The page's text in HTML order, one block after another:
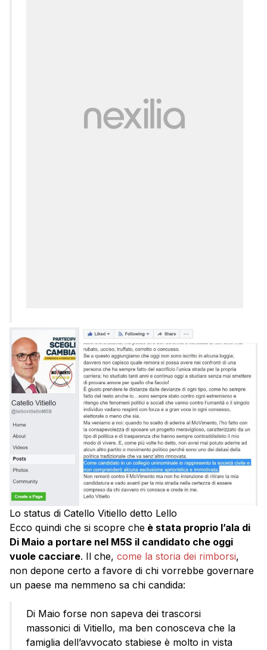
Lo status di Catello Vitiello detto Lello
Ecco quindi che si scopre che è stata proprio l’ala di
Di Maio a portare nel M5S il candidato che oggi
vuole cacciare. Il che, come la storia dei rimborsi,
non depone certo a favore di chi vorrebbe governare
un paese ma nemmeno sa chi candida:
Di Maio forse non sapeva dei trascorsi
massonici di Vitiello, ma ben conosceva che la
famiglia dell’avvocato stabiese è molto in vista